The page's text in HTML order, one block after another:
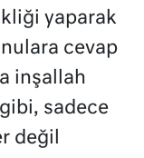
yaparak
cevap
inşallah
sadece
değil